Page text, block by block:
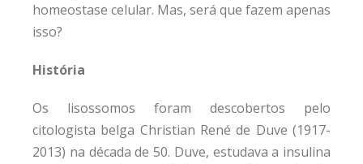
homeostase celular. Mas, será que fazem apenas
isso?
História
Os lisossomos foram descobertos pelo
citologista belga Christian René de Duve (1917-
2013) na década de 50. Duve, estudava a insulina